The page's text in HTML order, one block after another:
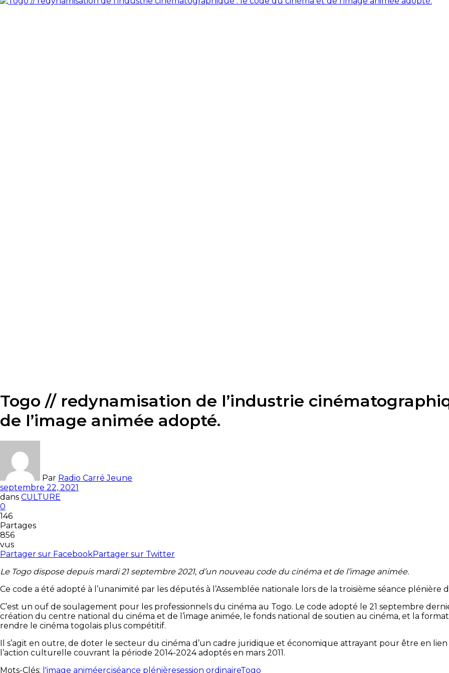
Togo // redynamisation de l’industrie
de l’image animée adopté.
Par Radio Carré Jeune
septembre 22, 2021
dans CULTURE
0
146
Partages
856
vus
Partager sur FacebookPartager sur Twitter
Le Togo dispose depuis mardi 21 septembre 2021, d’un nouveau code du cinéma et de l’image animée.
Ce code a été adopté à l’unanimité par les députés à l’Assemblée nationale lors de la troisième séance plénière
C’est un ouf de soulagement pour les professionnels du cinéma au Togo. Le code adopté le 21 septembre
création du centre national du cinéma et de l’image animée, le fonds national de soutien au cinéma, et la
rendre le cinéma togolais plus compétitif.
Il s’agit en outre, de doter le secteur du cinéma d’un cadre juridique et économique attrayant pour être en
l’action culturelle couvrant la période 2014-2024 adoptés en mars 2011.
Mots-Clés: l'image animéercjséance plénièresession ordinaireTogo